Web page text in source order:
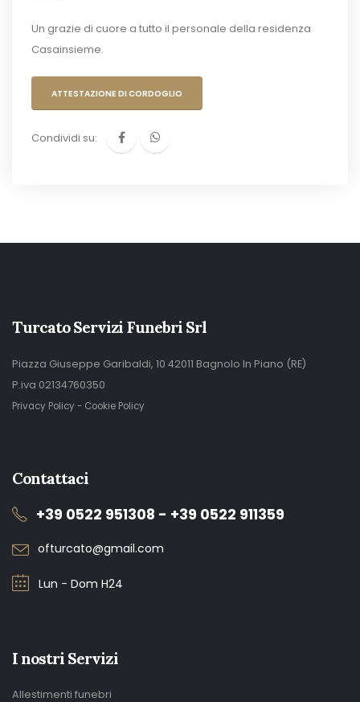
Un grazie di cuore a tutto il personale della residenza
Casainsieme.
ATTESTAZIONE DI CORDOGLIO
Condividi su:
Turcato Servizi Funebri Srl
Piazza Giuseppe Garibaldi, 10 42011 Bagnolo In Piano (RE)
P.iva 02134760350
Privacy Policy- Cookie Policy
Contattaci
+39 0522 951308 - +39 0522 911359
ofturcato@gmail.com
Lun - Dom H24
I nostri Servizi
Allestimenti funebri